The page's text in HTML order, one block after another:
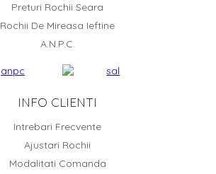
Preturi Rochii Seara
Rochii De Mireasa Ieftine
A.N.P.C.
INFO CLIENTI
Intrebari Frecvente
Ajustari Rochii
Modalitati Comanda